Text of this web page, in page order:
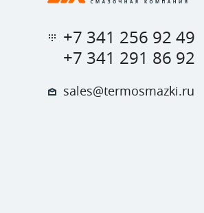
+7 341 256 92 49
+7 341 291 86 92
sales@termosmazki.ru